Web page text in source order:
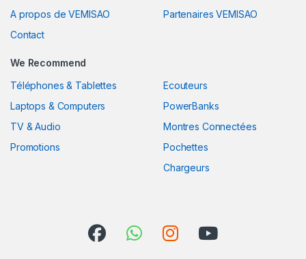
A propos de VEMISAO
Contact
Partenaires VEMISAO
We Recommend
Téléphones & Tablettes
Laptops & Computers
TV & Audio
Promotions
Ecouteurs
PowerBanks
Montres Connectées
Pochettes
Chargeurs